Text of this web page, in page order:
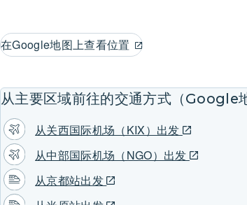
在Google地图上查看位置
从主要区域前往的交通方式（Google
从关西国际机场（KIX）出发
从中部国际机场（NGO）出发
从京都站出发